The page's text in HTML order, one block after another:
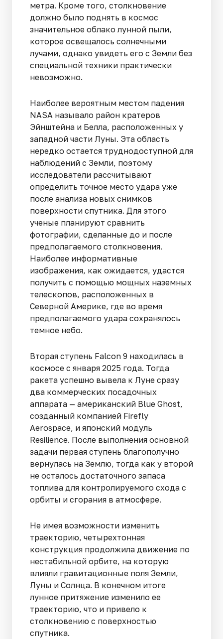
метра. Кроме того, столкновение
должно было поднять в космос
значительное облако лунной пыли,
которое освещалось солнечными
лучами, однако увидеть его с Земли без
специальной техники практически
невозможно.
Наиболее вероятным местом падения
NASA называло район кратеров
Эйнштейна и Белла, расположенных у
западной части Луны. Эта область
нередко остается труднодоступной для
наблюдений с Земли, поэтому
исследователи рассчитывают
определить точное место удара уже
после анализа новых снимков
поверхности спутника. Для этого
ученые планируют сравнить
фотографии, сделанные до и после
предполагаемого столкновения.
Наиболее информативные
изображения, как ожидается, удастся
получить с помощью мощных наземных
телескопов, расположенных в
Северной Америке, где во время
предполагаемого удара сохранялось
темное небо.
Вторая ступень Falcon 9 находилась в
космосе с января 2025 года. Тогда
ракета успешно вывела к Луне сразу
два коммерческих посадочных
аппарата — американский Blue Ghost,
созданный компанией Firefly
Aerospace, и японский модуль
Resilience. После выполнения основной
задачи первая ступень благополучно
вернулась на Землю, тогда как у второй
не осталось достаточного запаса
топлива для контролируемого схода с
орбиты и сгорания в атмосфере.
Не имея возможности изменить
траекторию, четырехтонная
конструкция продолжила движение по
нестабильной орбите, на которую
влияли гравитационные поля Земли,
Луны и Солнца. В конечном итоге
лунное притяжение изменило ее
траекторию, что и привело к
столкновению с поверхностью
спутника.